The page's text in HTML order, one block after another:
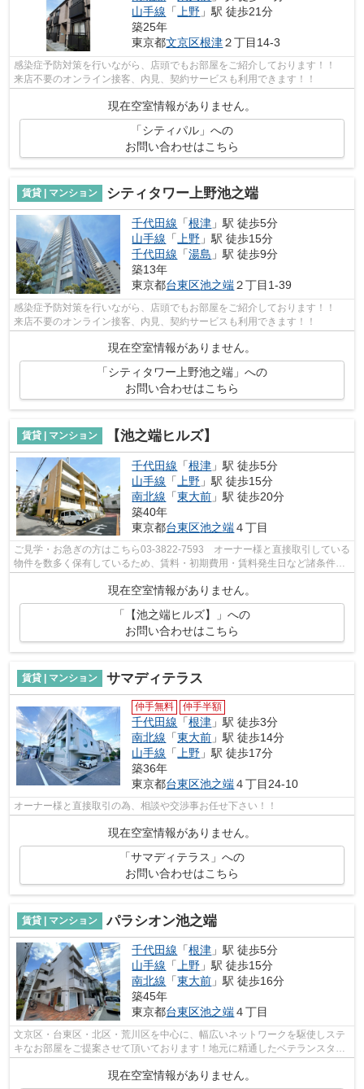
山手線 「上野 」駅 徒歩21分
築25年
東京都文京区根津２丁目14-3
感染症予防対策を行いながら、店頭でもお部屋をご紹介しております！！
来店不要のオンライン接客、内見、契約サービスも利用できます！！
現在空室情報がありません。
「シティパル」への
お問い合わせはこちら
賃貸 | マンション シティタワー上野池之端
千代田線 「根津 」駅 徒歩5分
山手線 「 上野 」駅 徒歩15分
千代田線 「湯島 」駅 徒歩9分
築13年
東京都台東区池之端２丁目1-39
感染症予防対策を行いながら、店頭でもお部屋をご紹介しております！！
来店不要のオンライン接客、内見、契約サービスも利用できます！！
現在空室情報がありません。
「シティタワー上野池之端」への
お問い合わせはこちら
賃貸 | マンション 【池之端ヒルズ】
千代田線 「根津 」駅 徒歩5分
山手線 「 上野 」駅 徒歩15分
南北線 「東大前 」駅 徒歩20分
築40年
東京都台東区池之端４丁目
ご見学・お急ぎの方はこちら03-3822-7593 オーナー様と直接取引している
物件を数多く保有しているため、賃料・初期費用・賃料発生日など諸条件を
現在空室情報がありません。
「【池之端ヒルズ】」への
お問い合わせはこちら
賃貸 | マンション サマディテラス
仲手無料 仲手半額
千代田線 「根津 」駅 徒歩3分
南北線 「東大前 」駅 徒歩14分
山手線 「 上野 」駅 徒歩17分
築36年
東京都台東区池之端４丁目24-10
オーナー様と直接取引の為、相談や交渉事お任せ下さい！！
現在空室情報がありません。
「サマディテラス」への
お問い合わせはこちら
賃貸 | マンション パラシオン池之端
千代田線 「根津 」駅 徒歩5分
山手線 「 上野 」駅 徒歩15分
南北線 「東大前 」駅 徒歩16分
築45年
東京都台東区池之端４丁目
文京区・台東区・北区・荒川区を中心に、幅広いネットワークを駆使しステ
キなお部屋をご提案させて頂いております！地元に精通したベテランスタッ
フがお部屋探しのサポートをさせて頂...
現在空室情報がありません。